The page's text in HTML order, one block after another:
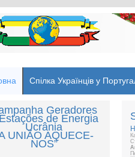
Спілка Українців у
Geradores
de Energia
Ucrânia
UNIÃO AQUECE-
NOS”